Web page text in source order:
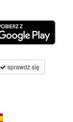
sprawdź się